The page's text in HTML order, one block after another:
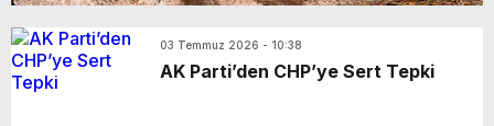
03 Temmuz 2026 - 10:38
AK Parti’den CHP’ye Sert Tepki